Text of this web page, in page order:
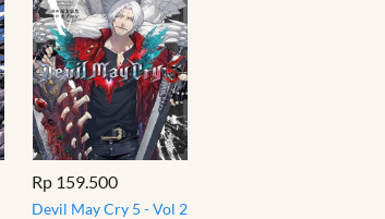
Rp 159.500
Devil May Cry 5 - Vol 2